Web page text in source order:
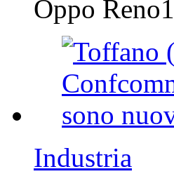
Oppo
Industria